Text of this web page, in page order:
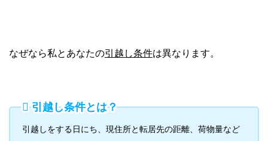
なぜなら私とあなたの引越し条件は異なります。
引越し条件とは？
引越しをする日にち、現住所と転居先の距離、荷物量など